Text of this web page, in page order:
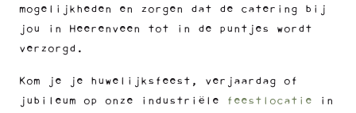
mogelijkheden en zorgen dat de catering bij
jou in Heerenveen tot in de puntjes wordt
verzorgd.
Kom je je huwelijksfeest, verjaardag of
jubileum op onze industriële
feestlocatie in